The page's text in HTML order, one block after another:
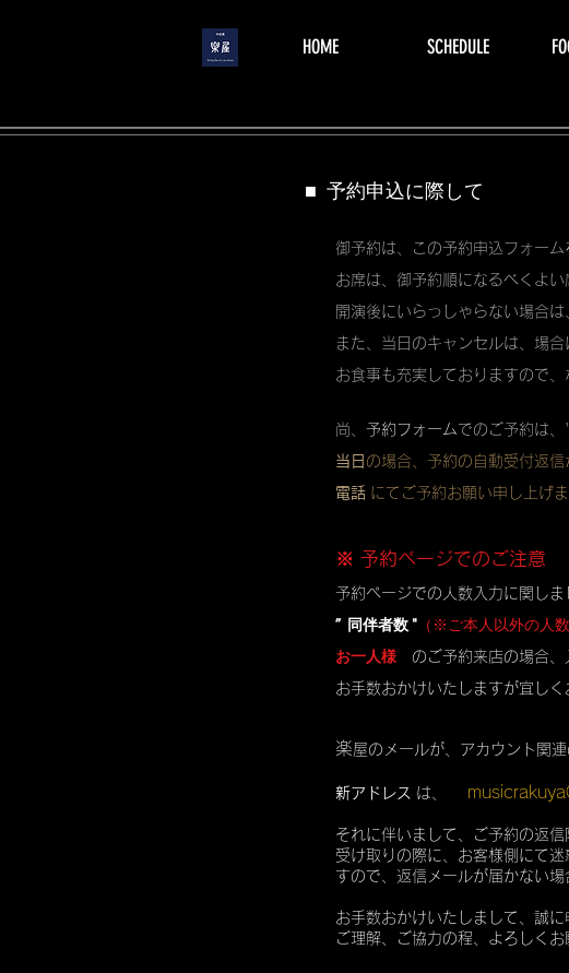
menu HOME SCHEDULE
■ 予約申込に際して
御予約は、この予約申込フォー
お席は、御予約順になるべくよ
開演後にいらっしゃらない場合
また、当日のキャンセルは、場
お食事も充実しておりますので
尚、 予約フォームでのご予約は
当日 の場合、予約の自動受付返
電話 にてご予約お願い申し上げま
※ 予約ページでのご注意
予約ページでの人数入力に関し
” 同伴者数 " （※ご本人以外の人数
お一人様 のご予約来店の場合、
お手数おかけいたしますが宜し
楽屋のメールが、アカウント関連
新アドレス は、
それに伴いまして、ご予約の返
受け取りの際に、お客様側にて
すので、返信メールが届かない
お手数おかけいたしまして、誠に
ご理解、ご協力の程、よろしく